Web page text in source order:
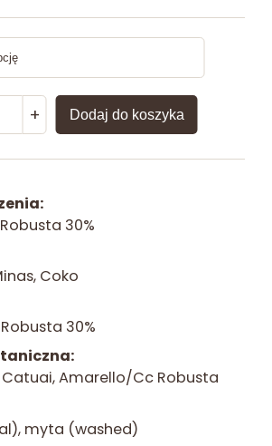
+ Dodaj do koszyka
30%
Coko
30%
Catuai, Amarello/Cc Robusta
myta (washed)